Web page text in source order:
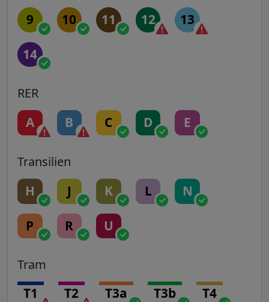
9 10 11 12 13
14
RER
A B C D E
Transilien
H J K L N
P R U
Tram
T1 T2 T3a T3b T4